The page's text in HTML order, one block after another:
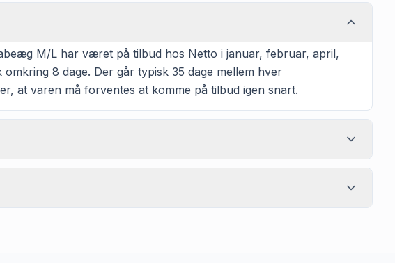
M/L har været på tilbud hos Netto i januar, februar, april,
8 dage. Der går typisk 35 dage mellem hver
at varen må forventes at komme på tilbud igen snart.